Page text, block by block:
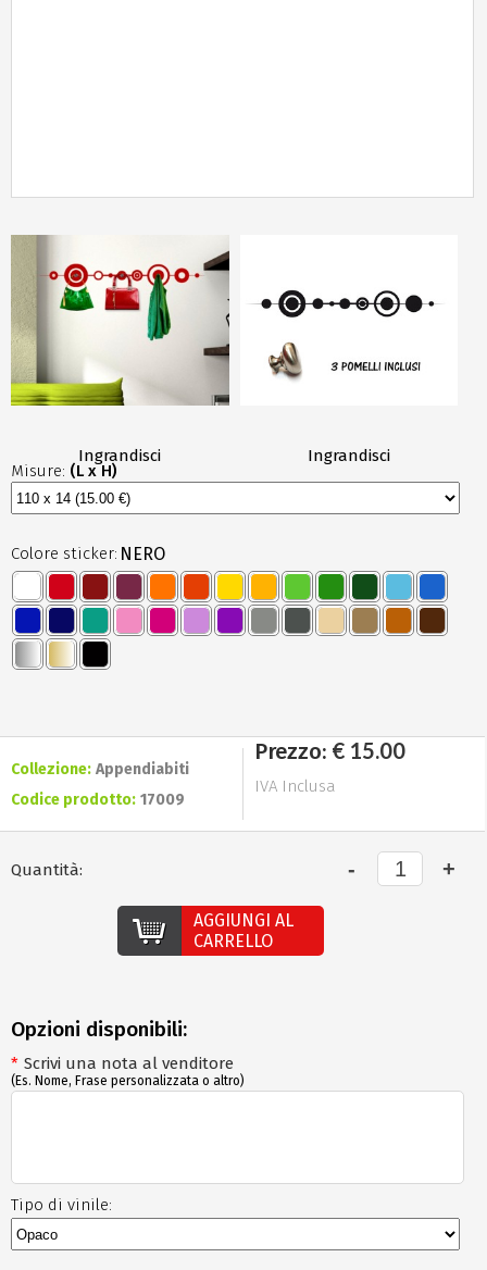
Ingrandisci Ingrandisci
Collezione: Appendiabiti
Codice prodotto: 17009
Prezzo: € 15.00
IVA Inclusa
Opzioni disponibili:
Misure: (L x H)
Tipo di vinile:
Colore sticker: NERO
* Scrivi una nota al venditore
(Es. Nome, Frase personalizzata o altro)
Quantità:
AGGIUNGI AL
CARRELLO